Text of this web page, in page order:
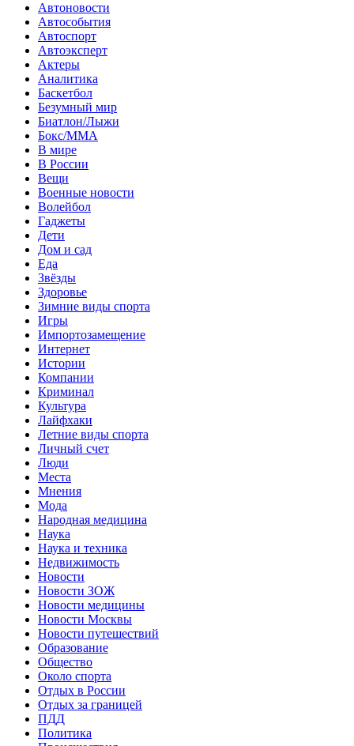
Автоновости
Автособытия
Автоспорт
Автоэксперт
Актеры
Аналитика
Баскетбол
Безумный мир
Биатлон/Лыжи
Бокс/MMA
В мире
В России
Вещи
Военные новости
Волейбол
Гаджеты
Дети
Дом и сад
Еда
Звёзды
Здоровье
Зимние виды спорта
Игры
Импортозамещение
Интернет
Истории
Компании
Криминал
Культура
Лайфхаки
Летние виды спорта
Личный счет
Люди
Места
Мнения
Мода
Народная медицина
Наука
Наука и техника
Недвижимость
Новости
Новости ЗОЖ
Новости медицины
Новости Москвы
Новости путешествий
Образование
Общество
Около спорта
Отдых в России
Отдых за границей
ПДД
Политика